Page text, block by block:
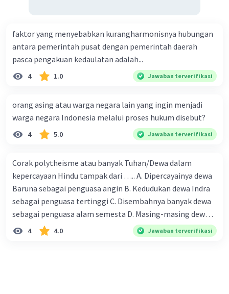
faktor yang menyebabkan kurangharmonisnya hubungan
antara pemerintah pusat dengan pemerintah daerah
pasca pengakuan kedaulatan adalah...
4 1.0 Jawaban terverifikasi
orang asing atau warga negara lain yang ingin menjadi
warga negara Indonesia melalui proses hukum disebut?
4 5.0 Jawaban terverifikasi
Corak polytheisme atau banyak Tuhan/Dewa dalam
kepercayaan Hindu tampak dari ….. A. Dipercayainya dewa
Baruna sebagai penguasa angin B. Kedudukan dewa Indra
sebagai penguasa tertinggi C. Disembahnya banyak dewa
sebagai penguasa alam semesta D. Masing-masing dewa
mewakili kekuatan alam.
4 4.0 Jawaban terverifikasi